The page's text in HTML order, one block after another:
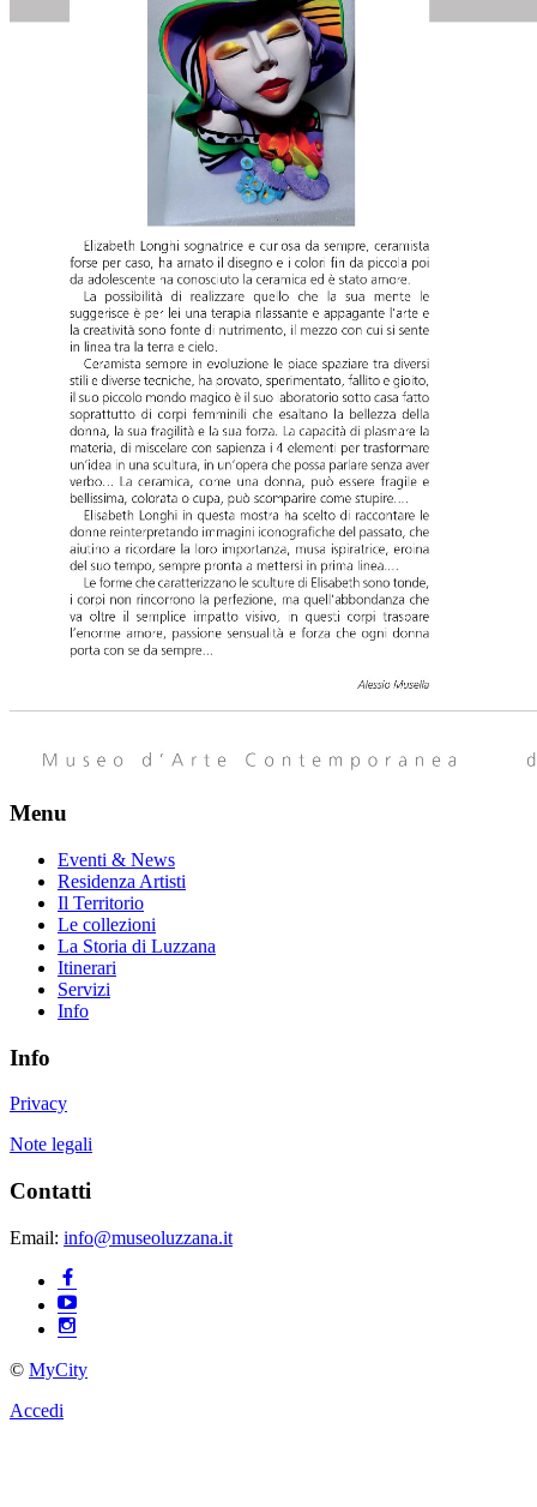
Menu
Eventi & News
Residenza Artisti
Il Territorio
Le collezioni
La Storia di Luzzana
Itinerari
Servizi
Info
Info
Privacy
Note legali
Contatti
Email: info@museoluzzana.it
© MyCity
Accedi